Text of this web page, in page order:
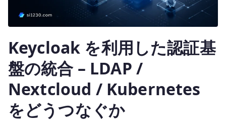
へ
の
Keycloak を利用した認証基
盤の統合 – LDAP /
Nextcloud / Kubernetes
をどうつなぐか